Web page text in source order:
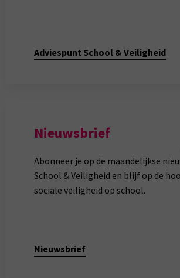
Adviespunt School & Veiligheid
Nieuwsbrief
Abonneer je op de maandelijkse
School & Veiligheid en blijf op de
sociale veiligheid op school.
Nieuwsbrief